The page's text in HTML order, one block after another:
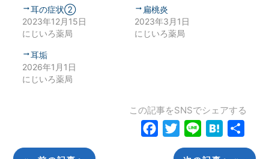
耳の症状②
2023年12月15日
にじいろ薬局
扁桃炎
2023年3月1日
にじいろ薬局
耳垢
2026年1月1日
にじいろ薬局
この記事をSNSでシェアする
FacebookTwitterLine Hatena
有